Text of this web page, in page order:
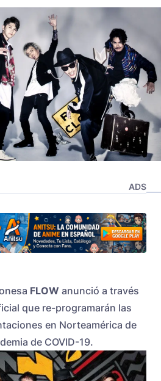
ADS
FLOW anunció a través
que re-programarán las
en Norteamérica de
de COVID-19.